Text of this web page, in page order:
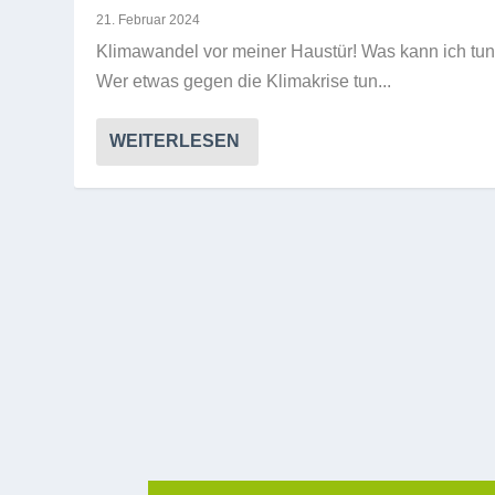
21. Februar 2024
Kli­ma­wan­del vor mei­ner Haus­tür! Was kann ich
Wer etwas gegen die Kli­ma­krise tun...
WEITERLESEN